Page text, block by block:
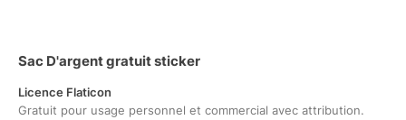
Sac D'argent gratuit sticker
Licence Flaticon
Gratuit pour usage personnel et commercial avec attribution.